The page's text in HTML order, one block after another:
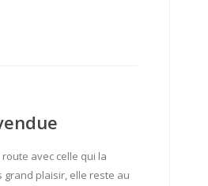
avec celle qui la
plaisir, elle reste au